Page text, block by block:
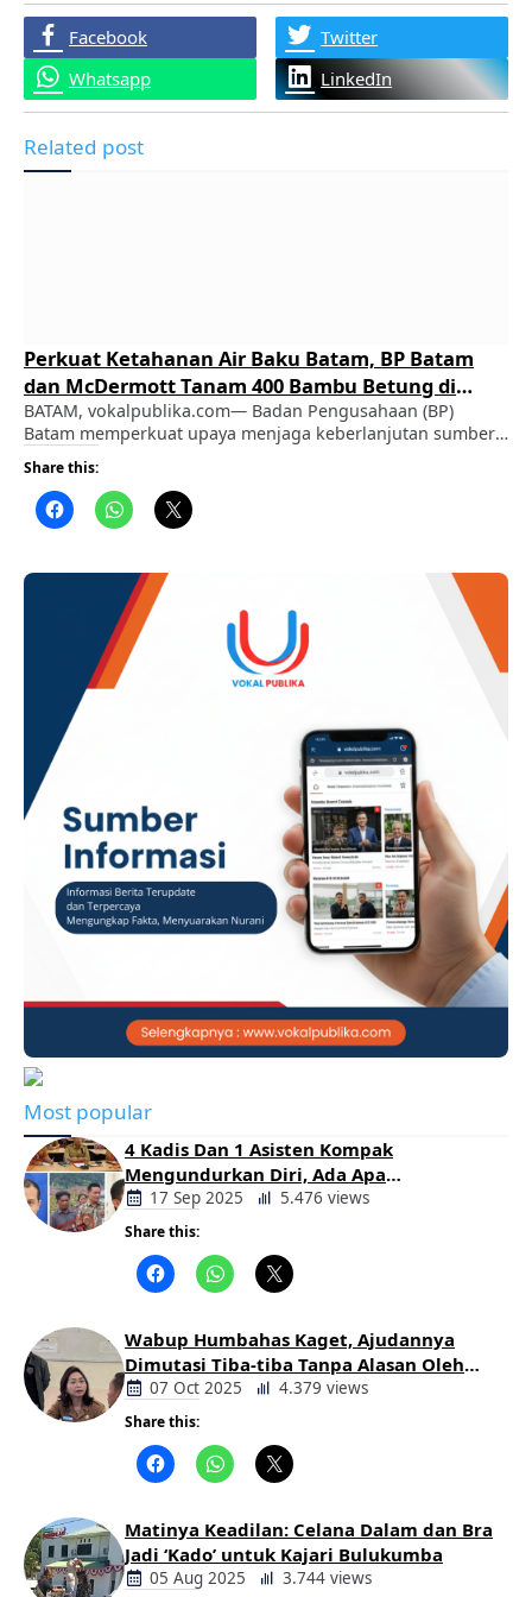
Facebook
Twitter
Whatsapp
LinkedIn
Related post
Perkuat Ketahanan Air Baku Batam, BP Batam
dan McDermott Tanam 400 Bambu Betung di
Bendungan Sei Nongsa
BATAM, vokalpublika.com— Badan Pengusahaan (BP)
Batam memperkuat upaya menjaga keberlanjutan sumber
air baku melalui penghijauan di kawasan Daerah
Tangkapan Air (DTA) Bendungan Sei Nongsa. Bersama PT
McDermott Indonesia dan sejumlah pihak, BP Batam
menanam 400 bibit Bambu Betung dalam program
ADVERTISEMENT Kegiatan bertajuk “Preserving Our Water
With Bamboo Planting: …
Share this:
Most popular
4 Kadis Dan 1 Asisten Kompak
Mengundurkan Diri, Ada Apa
Pemerintahan Oloan
17 Sep 2025 5.476 views
Share this:
Wabup Humbahas Kaget, Ajudannya
Dimutasi Tiba-tiba Tanpa Alasan Oleh
Bupati
07 Oct 2025 4.379 views
Share this:
Matinya Keadilan: Celana Dalam dan Bra
Jadi ‘Kado’ untuk Kajari Bulukumba
05 Aug 2025 3.744 views